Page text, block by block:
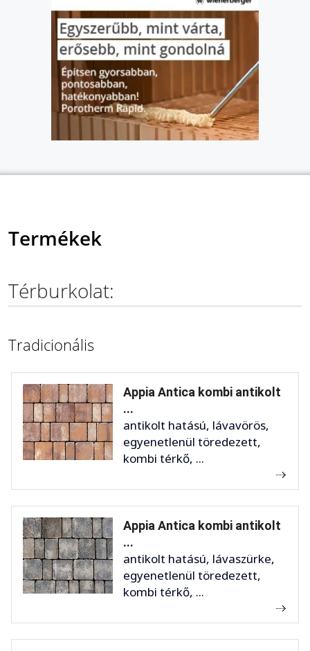
Termékek
Térburkolat:
Tradicionális
Appia Antica kombi antikolt
...
antikolt hatású, lávavörös,
egyenetlenül töredezett,
kombi térkő, ...
Appia Antica kombi antikolt
...
antikolt hatású, lávaszürke,
egyenetlenül töredezett,
kombi térkő, ...